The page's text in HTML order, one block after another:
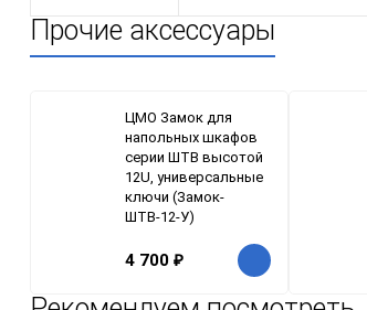
Прочие аксессуары
ЦМО Замок для
напольных шкафов
серии ШТВ высотой
12U, универсальные
ключи (Замок-
ШТВ-12-У)
4 700 ₽